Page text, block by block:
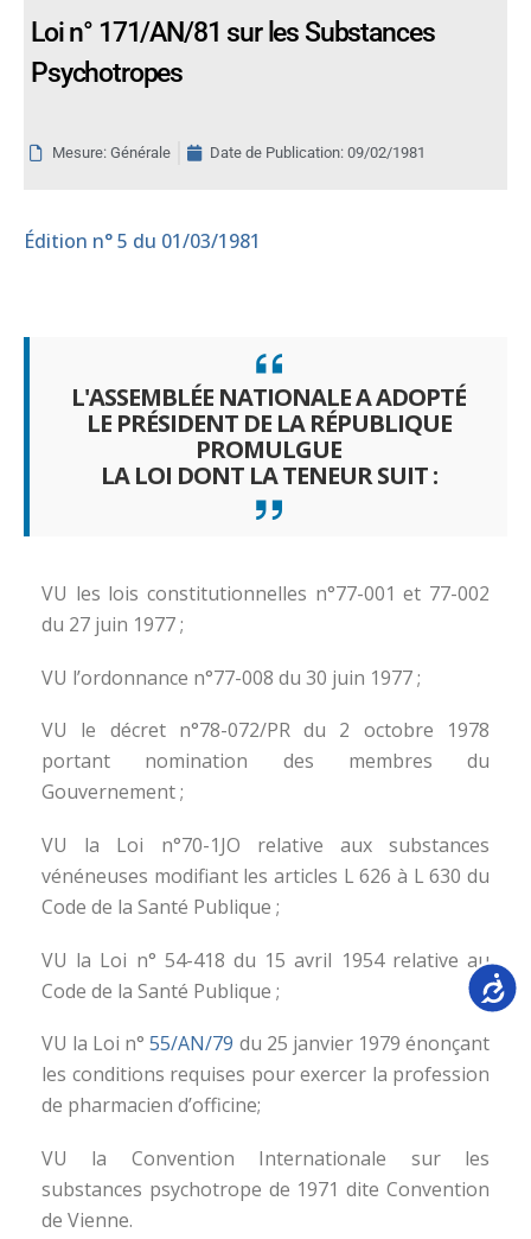
Loi n° 171/AN/81 sur les Substances
Psychotropes
Mesure: Générale Date de Publication: 09/02/1981
Édition n° 5 du 01/03/1981
L'ASSEMBLÉE NATIONALE A ADOPTÉ
LE PRÉSIDENT DE LA RÉPUBLIQUE
PROMULGUE
LA LOI DONT LA TENEUR SUIT :
VU les lois constitutionnelles n°77-001 et 77-002
du 27 juin 1977 ;
VU l’ordonnance n°77-008 du 30 juin 1977 ;
VU le décret n°78-072/PR du 2 octobre 1978
portant nomination des membres du
Gouvernement ;
VU la Loi n°70-1JO relative aux substances
vénéneuses modifiant les articles L 626 à L 630 du
Code de la Santé Publique ;
VU la Loi n° 54-418 du 15 avril 1954 relative au
Code de la Santé Publique ;
VU la Loi n°55/AN/79 du 25 janvier 1979 énonçant
les conditions requises pour exercer la profession
de pharmacien d’officine;
VU la Convention Internationale sur les
substances psychotrope de 1971 dite Convention
de Vienne.